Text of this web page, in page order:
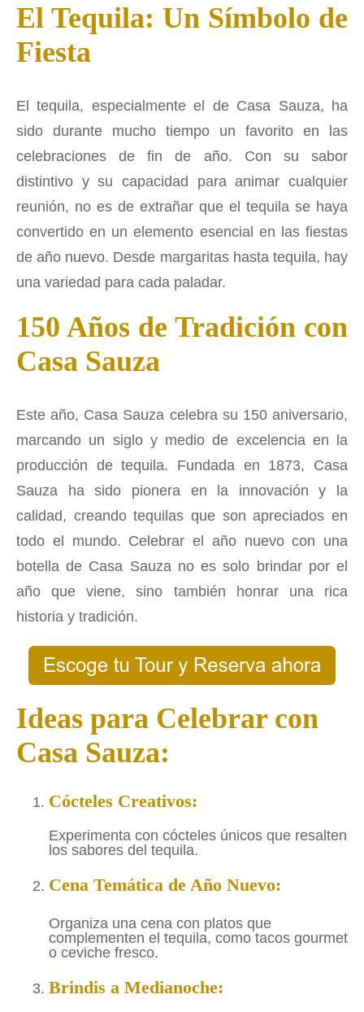
El Tequila: Un Símbolo de
Fiesta
El tequila, especialmente el de Casa Sauza, ha
sido durante mucho tiempo un favorito en las
celebraciones de fin de año. Con su sabor
distintivo y su capacidad para animar cualquier
reunión, no es de extrañar que el tequila se haya
convertido en un elemento esencial en las fiestas
de año nuevo. Desde margaritas hasta tequila, hay
una variedad para cada paladar.
150 Años de Tradición con
Casa Sauza
Este año, Casa Sauza celebra su 150 aniversario,
marcando un siglo y medio de excelencia en la
producción de tequila. Fundada en 1873, Casa
Sauza ha sido pionera en la innovación y la
calidad, creando tequilas que son apreciados en
todo el mundo. Celebrar el año nuevo con una
botella de Casa Sauza no es solo brindar por el
año que viene, sino también honrar una rica
historia y tradición.
Ideas para Celebrar con
Casa Sauza:
Cócteles Creativos:
Experimenta con cócteles únicos que resalten
los sabores del tequila.
Cena Temática de Año Nuevo:
Organiza una cena con platos que
complementen el tequila, como tacos gourmet
o ceviche fresco.
Brindis a Medianoche: